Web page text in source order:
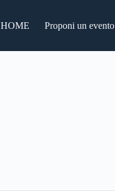
HOME Proponi un evento